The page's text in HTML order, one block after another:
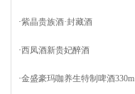
·紫晶贵族酒·封藏酒
·西凤酒新贵妃醉酒
·金盛豪玛咖养生特制啤酒330m